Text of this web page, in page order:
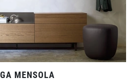
MENSOLA